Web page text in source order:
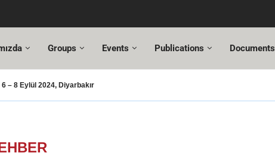
Groups Events Publications Documents
– 8 Eylül 2024, Diyarbakır